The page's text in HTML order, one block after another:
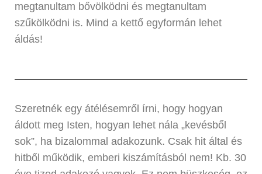
megtanultam bővölködni és megtanultam
szűkölködni is. Mind a kettő egyformán lehet
áldás!
Szeretnék egy átélésemről írni, hogy hogyan
áldott meg Isten, hogyan lehet nála „kevésből
sok”, ha bizalommal adakozunk. Csak hit által és
hitből működik, emberi kiszámításból nem! Kb. 30